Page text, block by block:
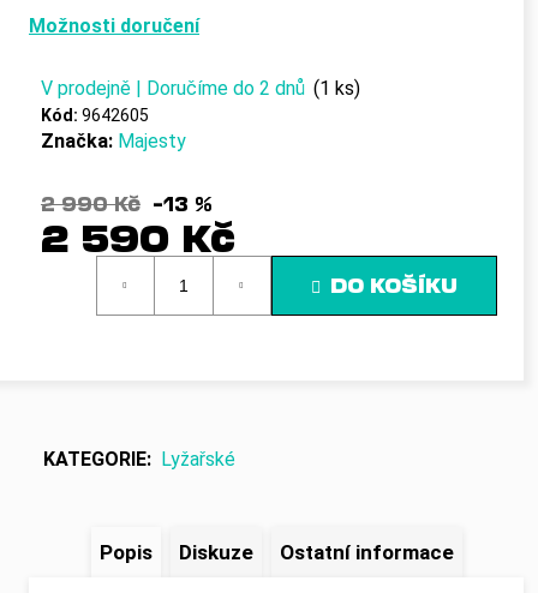
Možnosti doručení
V prodejně | Doručíme do 2 dnů (1 ks)
Kód: 9642605
Značka: Majesty
2 990 Kč –13 %
2 590 Kč
DO KOŠÍKU
KATEGORIE: Lyžařské
Popis Diskuze Ostatní informace
j
m